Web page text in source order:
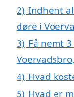
2) Indhent
døre i
3) Få nemt
4) Hvad
5) Hvad er